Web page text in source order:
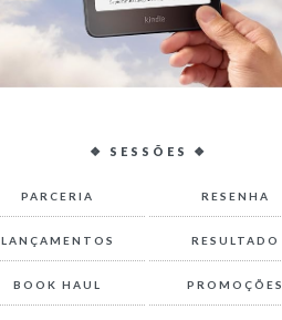
❖ SESSÕES ❖
PARCERIA RESENHA
LANÇAMENTOS RESULTADO
BOOK HAUL PROMOÇÕES